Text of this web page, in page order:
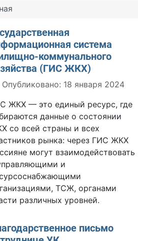
система
коммунального
(ГИС ЖКХ)
о материале
Опубликовано: 18 января 2024
ЖКХ — это единый ресурс, где
данные о состоянии
со всей страны и всех
рынка: через ГИС ЖКХ
могут взаимодействовать
и
ТСЖ, органами
различных уровней.
письмо